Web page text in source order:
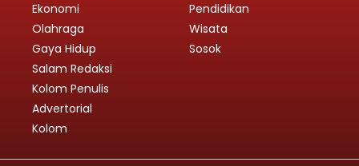
Ekonomi
Olahraga
Gaya Hidup
Pendidikan
Wisata
Sosok
Salam Redaksi
Kolom Penulis
Advertorial
Kolom